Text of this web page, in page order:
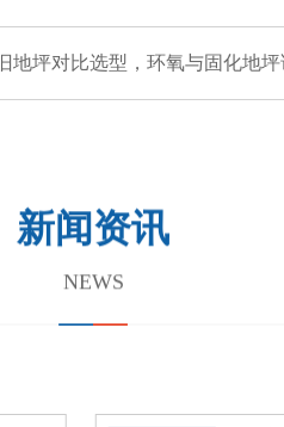
坪对比选型，环氧与固化地坪该换还是该
新闻资讯
NEWS